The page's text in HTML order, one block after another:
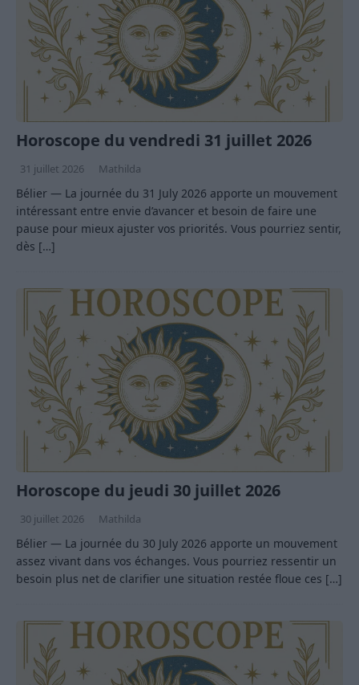
Horoscope du vendredi 31 juillet 2026
31 juillet 2026 Mathilda
Bélier — La journée du 31 July 2026 apporte un mouvement
intéressant entre envie d’avancer et besoin de faire une
pause pour mieux ajuster vos priorités. Vous pourriez sentir,
dès […]
Horoscope du jeudi 30 juillet 2026
30 juillet 2026 Mathilda
Bélier — La journée du 30 July 2026 apporte un mouvement
assez vivant dans vos échanges. Vous pourriez ressentir un
besoin plus net de clarifier une situation restée floue ces […]